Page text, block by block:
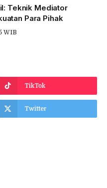
Teknik Mediator
Para Pihak
WIB
TikTok
Twitter